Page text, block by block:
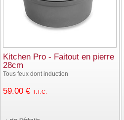
Kitchen Pro - Faitout en pierre
28cm
Tous feux dont induction
59.00 € T.T.C.